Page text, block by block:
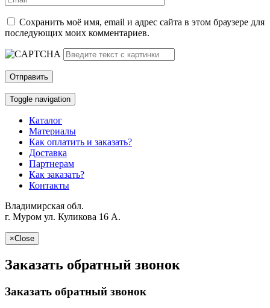
Сохранить моё имя, email и адрес сайта в этом браузере для
последующих моих комментариев.
Toggle navigation
Каталог
Материалы
Как оплатить и заказать?
Доставка
Партнерам
Как заказать?
Контакты
Владимирская обл.
г. Муром ул. Куликова 16 A.
×Close
Заказать обратный звонок
Заказать обратный звонок